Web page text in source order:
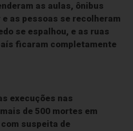
as aulas, ônibus
as pessoas se recolheram
se espalhou, e as ruas
ficaram completamente
execuções nas
de 500 mortes em
suspeita de